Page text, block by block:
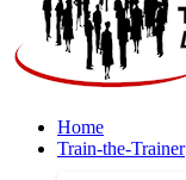
Home
Train-the-Trainer